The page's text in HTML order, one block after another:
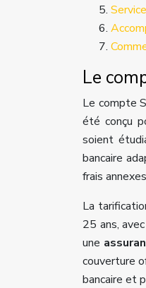
Le
Le compte
été conçu
soient
bancaire
frais
La
25 ans,
une
couverture
bancaire et